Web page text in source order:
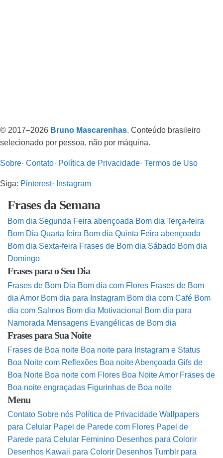
© 2017–2026 Bruno Mascarenhas. Conteúdo brasileiro
selecionado por pessoa, não por máquina.
Sobre· Contato· Política de Privacidade· Termos de Uso
Siga: Pinterest· Instagram
Frases da Semana
Bom dia Segunda Feira abençoada Bom dia Terça-feira
Bom Dia Quarta feira Bom dia Quinta Feira abençoada
Bom dia Sexta-feira Frases de Bom dia Sábado Bom dia
Domingo
Frases para o Seu Dia
Frases de Bom Dia Bom dia com Flores Frases de Bom
dia Amor Bom dia para Instagram Bom dia com Café Bom
dia com Salmos Bom dia Motivacional
Bom dia para
Namorada Mensagens Evangélicas de Bom dia
Frases para Sua Noite
Frases de Boa noite Boa noite para Instagram e Status
Boa Noite com Reflexões Boa noite Abençoada Gifs de
Boa Noite Boa noite com Flores Boa Noite Amor Frases de
Boa noite engraçadas Figurinhas de Boa noite
Menu
Contato Sobre nós Política de Privacidade Wallpapers
para Celular Papel de Parede com Flores Papel de
Parede para Celular Feminino Desenhos para Colorir
Desenhos Kawaii para Colorir Desenhos Tumblr para